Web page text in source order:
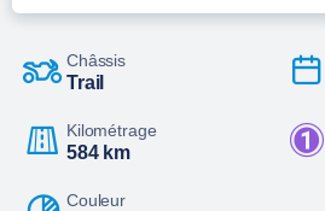
Châssis
Trail
Kilométrage
584 km
Couleur